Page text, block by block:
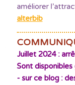
améliorer
alterbib
Juillet 2024 :
Sont
- sur ce blog :